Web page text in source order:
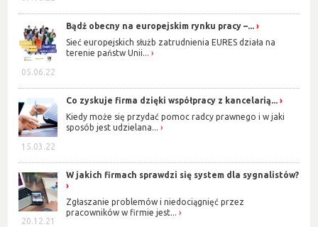
05.06.22
Bądź obecny na europejskim rynku pracy –...
Sieć europejskich służb zatrudnienia EURES działa na
terenie państw Unii...
15.03.22
Co zyskuje firma dzięki współpracy z kancelarią...
Kiedy może się przydać pomoc radcy prawnego i w jaki
sposób jest udzielana...
20.12.21
W jakich firmach sprawdzi się system dla sygnalistów?
Zgłaszanie problemów i niedociągnięć przez
pracowników w firmie jest...